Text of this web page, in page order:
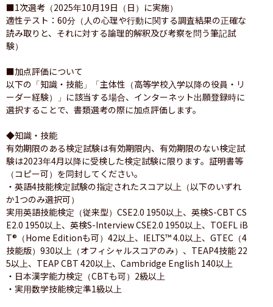
■1次選考（2025年10月19日（日）に実施）
適性テスト：60分（人の心理や行動に関する調査結果の正確な
読み取りと、それに対する論理的解釈及び考察を問う筆記試
験）
■加点評価について
以下の「知識・技能」「主体性（高等学校入学以降の役員・リ
ーダー経験）」に該当する場合、インターネット出願登録時に
選択することで、書類選考の際に加点評価します。
◆知識・技能
有効期限のある検定試験は有効期限内、有効期限のない検定試
験は2023年4月以降に受検した検定試験に限ります。証明書等
（コピー可）を同封してください。
・英語4技能検定試験の指定されたスコア以上（以下のいずれ
か1つのみ選択可）
実用英語技能検定（従来型）CSE2.0 1950以上、英検S-CBT CS
E2.0 1950以上、英検S-Interview CSE2.0 1950以上、TOEFL iB
T®（Home Editionも可）42以上、IELTS™︎ 4.0以上、GTEC（4
技能版）930以上（オフィシャルスコアのみ）、TEAP4技能 22
5以上、TEAP CBT 420以上、Cambridge English 140以上
・日本漢字能力検定（CBTも可）2級以上
・実用数学技能検定準1級以上